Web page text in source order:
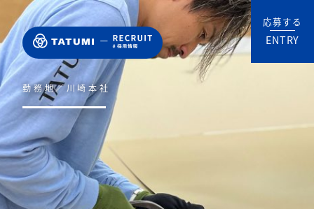
応募する
ENTRY
勤務地／川崎本社